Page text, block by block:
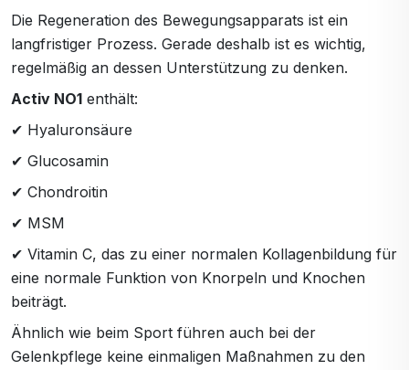
Die Regeneration des Bewegungsapparats ist ein
langfristiger Prozess. Gerade deshalb ist es wichtig,
regelmäßig an dessen Unterstützung zu denken.
Activ NO1 enthält:
✔ Hyaluronsäure
✔ Glucosamin
✔ Chondroitin
✔ MSM
✔ Vitamin C, das zu einer normalen Kollagenbildung für
eine normale Funktion von Knorpeln und Knochen
beiträgt.
Ähnlich wie beim Sport führen auch bei der
Gelenkpflege keine einmaligen Maßnahmen zu den